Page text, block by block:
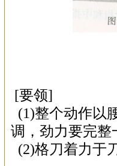
[要领]
(1)整个动作以
调，劲力要完整
(2)格刀着力于